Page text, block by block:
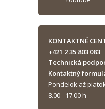
KONTAKTNÉ
+421 2 35 803 083
Technická
Kontaktný
Pondelok až
8.00 - 17.00 h